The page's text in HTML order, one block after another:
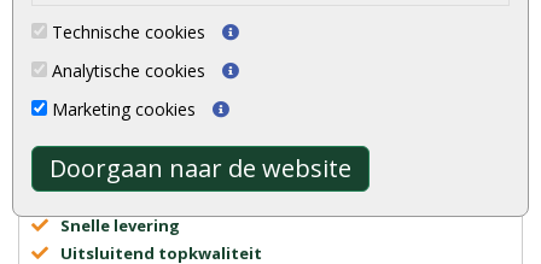
Technische cookies
Analytische cookies
Marketing cookies
Doorgaan naar de website
Advies of vragen?We helpen u graag
0320 - 258604
info@onlinetuinhout.nl
Scherpe prijzen
Snelle levering
Uitsluitend topkwaliteit